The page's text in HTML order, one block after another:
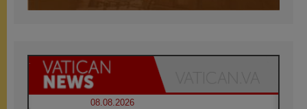
08.08.2026